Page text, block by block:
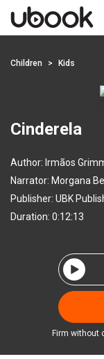
Children Kids
Cinderela
Author: Irmãos
Narrator: Morgana
Publisher: UBK
Duration: 0:12:13
Firm without